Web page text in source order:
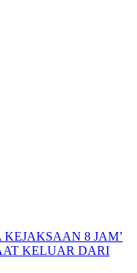
8 JAM’
KELUAR DARI